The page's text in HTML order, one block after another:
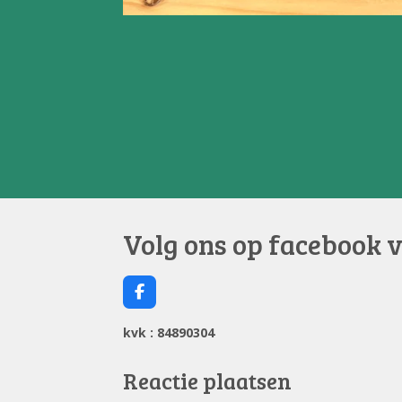
Volg ons op facebook
F
a
c
e
o
kvk : 84890304
Reactie plaatsen